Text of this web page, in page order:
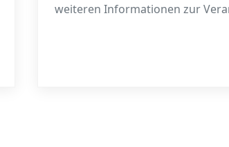
weiteren Informationen zur